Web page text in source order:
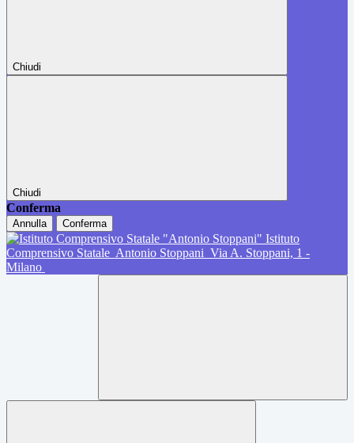
Chiudi
Chiudi
Conferma
Annulla Conferma
Istituto
Comprensivo Statale Antonio Stoppani Via A. Stoppani, 1 -
Milano